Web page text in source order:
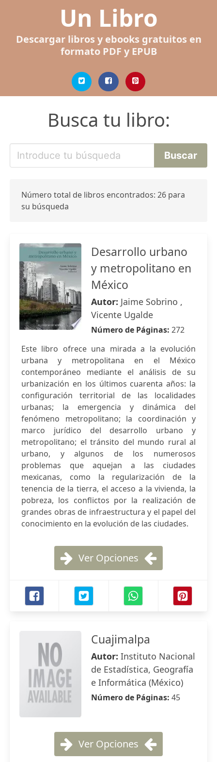
Un Libro
Descargar libros y ebooks gratuitos en
formato PDF y EPUB
Busca tu libro:
Número total de libros encontrados: 26 para
su búsqueda
Desarrollo urbano
y metropolitano en
México
Autor: Jaime Sobrino ,
Vicente Ugalde
Número de Páginas: 272
Este libro ofrece una mirada a la evolución
urbana y metropolitana en el México
contemporáneo mediante el análisis de su
urbanización en los últimos cuarenta años: la
configuración territorial de las localidades
urbanas; la emergencia y dinámica del
fenómeno metropolitano; la coordinación y
marco jurídico del desarrollo urbano y
metropolitano; el tránsito del mundo rural al
urbano, y algunos de los numerosos
problemas que aquejan a las ciudades
mexicanas, como la regularización de la
tenencia de la tierra, el acceso a la vivienda, la
pobreza, los conflictos por la realización de
grandes obras de infraestructura y el papel del
conocimiento en la evolución de las ciudades.
Ver Opciones
Cuajimalpa
Autor: Instituto Nacional
de Estadística, Geografía
e Informática (México)
Número de Páginas: 45
Ver Opciones